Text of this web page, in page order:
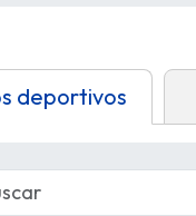
deportivos